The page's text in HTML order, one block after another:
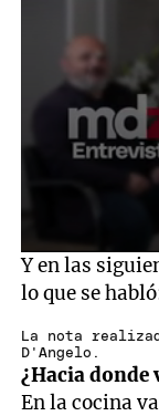
0
seconds
of
minutes,
18
seconds
Y en las
lo que se
La nota
D'Angelo.
¿Hacia donde
En la cocina